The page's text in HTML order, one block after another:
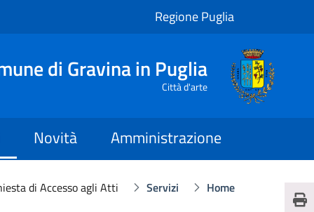
Regione Puglia
di Gravina in Puglia
Città d'arte
Amministrazione
Novità
Home
Servizi
di Accesso agli Atti